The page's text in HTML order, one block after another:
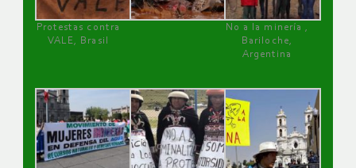
Protestas contra
VALE, Brasil
No a la minería ,
Bariloche,
Argentina